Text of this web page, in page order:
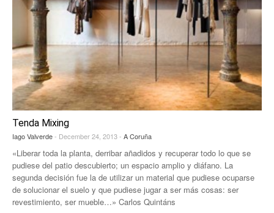
Tenda Mixing
Iago Valverde- December 24, 2013 - A Coruña
«Liberar toda la planta, derribar añadidos y recuperar todo lo que se
pudiese del patio descubierto; un espacio amplio y diáfano. La
segunda decisión fue la de utilizar un material que pudiese ocuparse
de solucionar el suelo y que pudiese jugar a ser más cosas: ser
revestimiento, ser mueble…» Carlos Quintáns